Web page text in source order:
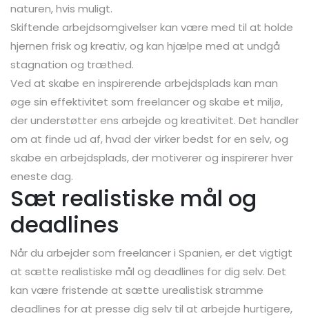
naturen, hvis muligt.
Skiftende arbejdsomgivelser kan være med til at holde
hjernen frisk og kreativ, og kan hjælpe med at undgå
stagnation og træthed.
Ved at skabe en inspirerende arbejdsplads kan man
øge sin effektivitet som freelancer og skabe et miljø,
der understøtter ens arbejde og kreativitet. Det handler
om at finde ud af, hvad der virker bedst for en selv, og
skabe en arbejdsplads, der motiverer og inspirerer hver
eneste dag.
Sæt realistiske mål og
deadlines
Når du arbejder som freelancer i Spanien, er det vigtigt
at sætte realistiske mål og deadlines for dig selv. Det
kan være fristende at sætte urealistisk stramme
deadlines for at presse dig selv til at arbejde hurtigere,